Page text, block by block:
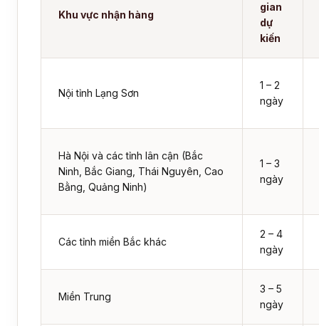
Khu vực nhận hàng
gian
dự
kiến
Nội tỉnh Lạng Sơn
1 – 2
ngày
Hà Nội và các tỉnh lân cận (Bắc
Ninh, Bắc Giang, Thái Nguyên, Cao
Bằng, Quảng Ninh)
1 – 3
ngày
Các tỉnh miền Bắc khác
2 – 4
ngày
Miền Trung
3 – 5
ngày